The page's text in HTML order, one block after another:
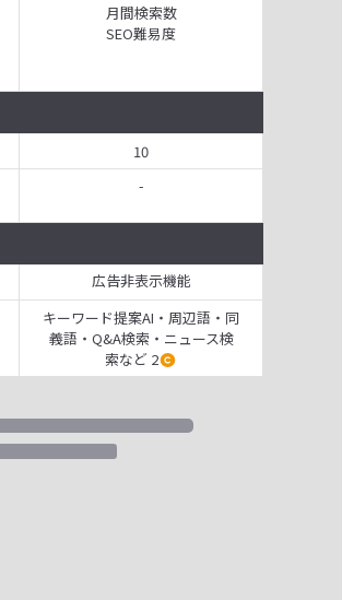
月間検索数
SEO難易度
10
-
広告非表示機能
キーワード提案AI・周辺語・同
義語・Q&A検索・ニュース検
索など 2